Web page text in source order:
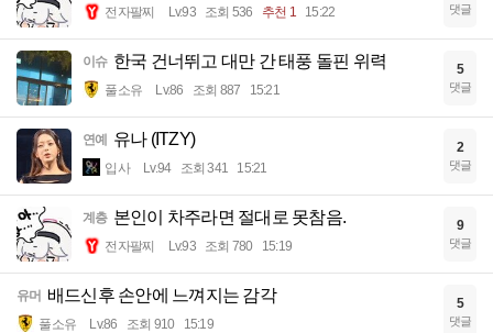
전자팔찌 Lv.93 조회 536 추천 1 15:22 댓글
이슈 한국 건너뛰고 대만 간 태풍 돌핀 위력
풀소유 Lv.86 조회 887 15:21
5
댓글
연예 유나 (ITZY)
입사 Lv.94 조회 341 15:21
2
댓글
계층 본인이 차주라면 절대로 못참음.
전자팔찌 Lv.93 조회 780 15:19
9
댓글
유머 배드신후 손안에 느껴지는 감각
풀소유 Lv.86 조회 910 15:19
5
댓글